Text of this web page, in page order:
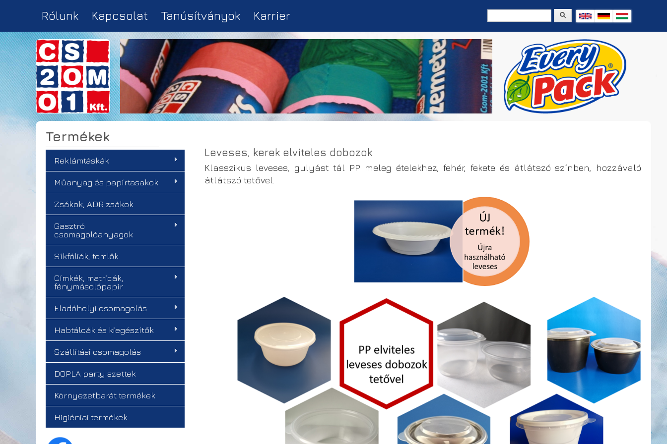
Rólunk Kapcsolat Tanúsítványok Karrier Keresés űrlap Keresés
Leveses, kerek elviteles dobozok
Klasszikus leveses, gulyást tál PP meleg ételekhez, fehér, fekete és átlátszó színben, hozzávaló
átlátszó tetővel.
Termékek
Reklámtáskák
Műanyag és papírtasakok
Zsákok, ADR zsákok
Gasztró
csomagolóanyagok
Síkfóliák, tömlők
Címkék, matricák,
fénymásolópapír
Eladóhelyi csomagolás
Habtálcák és kiegészítők
Szállítási csomagolás
DOPLA party szettek
Környezetbarát termékek
Higiéniai termékek